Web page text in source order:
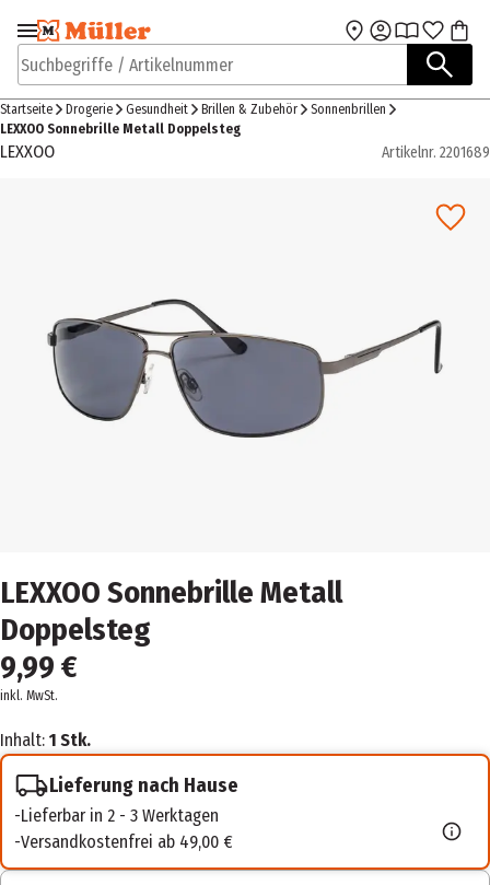
Zur Navigation
springen
Zum Hauptinhalt
Suchbegriffe / Artikelnummer
Startseite Drogerie Gesundheit Brillen & Zubehör
Sonnenbrillen
LEXXOO Sonnebrille Metall Doppelsteg
LEXXOO Artikelnr. 2201689
LEXXOO Sonnebrille Metall
Doppelsteg
9,99 €
inkl. MwSt.
Inhalt: 1 Stk.
Lieferung nach Hause
Lieferbar in 2 - 3 Werktagen
Versandkostenfrei ab 49,00 €